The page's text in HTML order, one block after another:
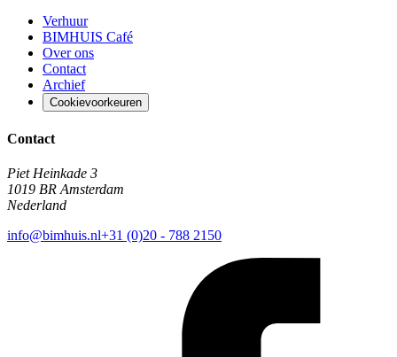
Verhuur
BIMHUIS Café
Over ons
Contact
Archief
Cookievoorkeuren
Contact
Piet Heinkade 3
1019 BR Amsterdam
Nederland
info@bimhuis.nl+31 (0)20 - 788 2150